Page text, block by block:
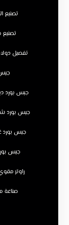
تصنيع
تفصيل
جبس بورد
جبس بورد
جبس بورد
جبس
راوتر